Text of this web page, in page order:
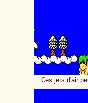
Ces jets d'air